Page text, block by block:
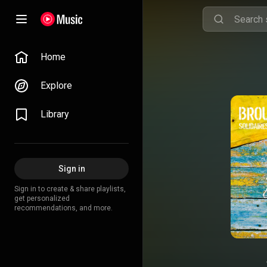
Home
Explore
Library
Sign in
Sign in to create & share playlists,
get personalized
recommendations, and more.